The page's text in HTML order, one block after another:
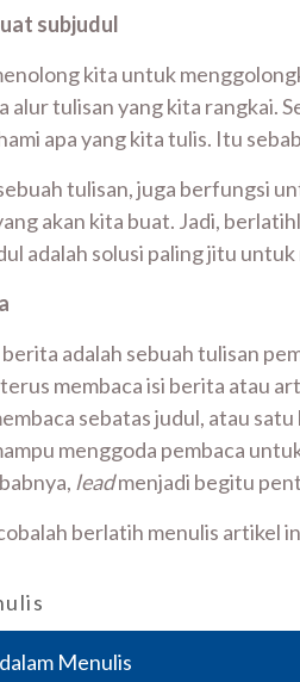
subjudul
kita untuk
alur tulisan yang kita rangkai.
apa yang kita tulis. Itu
tulisan, juga berfungsi
akan kita buat. Jadi,
adalah solusi paling jitu untuk
berita adalah sebuah tulisan
membaca isi berita atau
sebatas judul, atau
menggoda pembaca
leadmenjadi begitu
berlatih menulis artikel
Menulis